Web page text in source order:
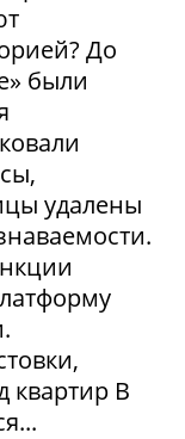
До
были
удалены
квартир В